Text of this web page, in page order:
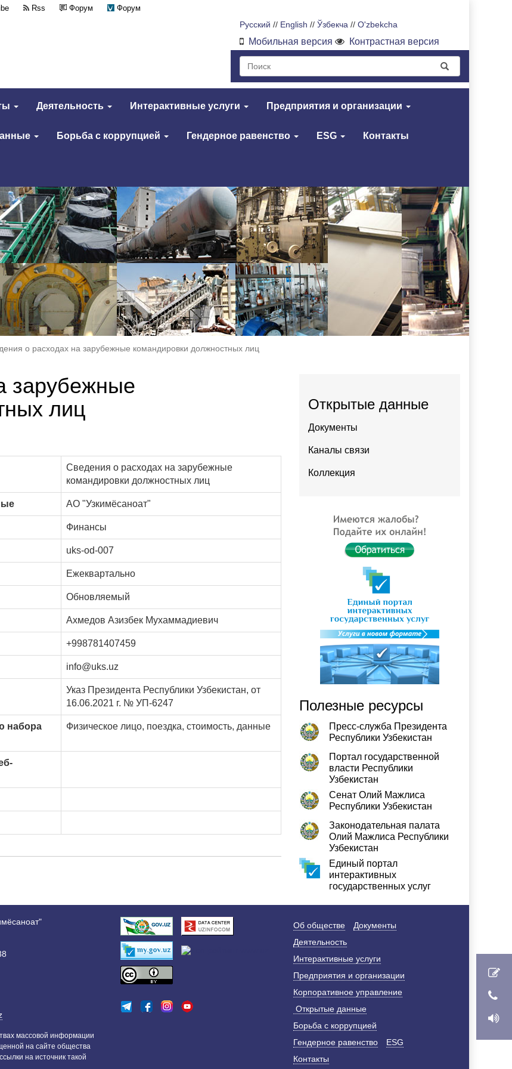
Rss Форум
Форум
Русский // English // Ўзбекча // O'zbekcha
Мобильная версия Контрастная версия
Деятельность Интерактивные услуги Предприятия и организации
Борьба с коррупцией Гендерное равенство ESG Контакты
о расходах на зарубежные командировки должностных лиц
зарубежные
лиц
Сведения о расходах на зарубежные
командировки должностных лиц
АО "Узкимёсаноат"
Финансы
uks-od-007
Ежеквартально
Обновляемый
Ахмедов Азизбек Мухаммадиевич
+998781407459
info@uks.uz
Указ Президента Республики Узбекистан, от
16.06.2021 г. № УП-6247
набора
Физическое лицо, поездка, стоимость, данные
Открытые данные
Документы
Каналы связи
Коллекция
Полезные ресурсы
Пресс-служба Президента
Республики Узбекистан
Портал государственной
власти Республики
Узбекистан
Сенат Олий Мажлиса
Республики Узбекистан
Законодательная палата
Олий Мажлиса Республики
Узбекистан
Единый портал
интерактивных
государственных услуг
массовой информации
на сайте общества
на источник такой
Об обществе
Документы
Деятельность
Интерактивные услуги
Предприятия и организации
Корпоративное управление
Открытые данные
Борьба с коррупцией
Гендерное равенство
ESG
Контакты